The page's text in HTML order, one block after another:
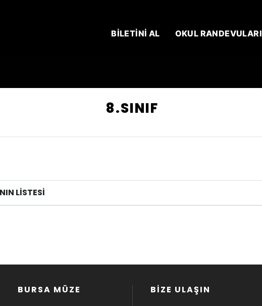
BİLETİNİ AL OKUL RANDEVULARI
8.SINIF
LİSTESİ
BURSA MÜZE
BİZE ULAŞIN